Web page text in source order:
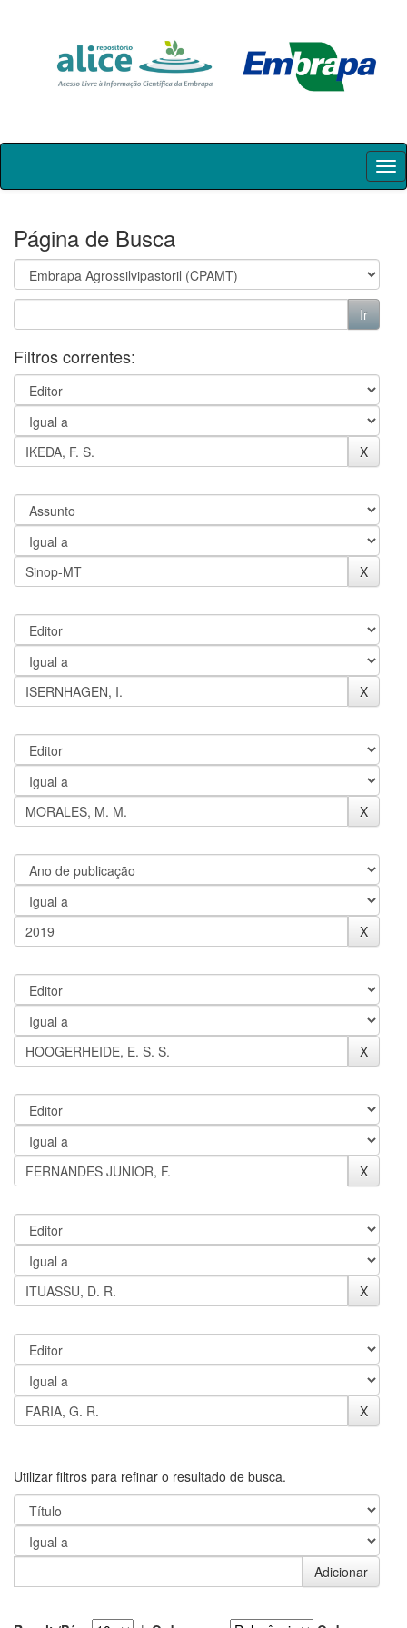
Skip
Página de Busca
Filtros correntes:
Utilizar filtros para refinar o resultado de busca.